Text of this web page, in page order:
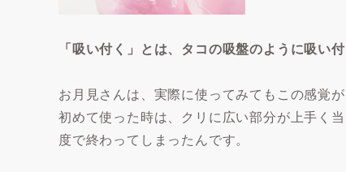
「吸い付く」とは、タコの吸盤のように吸い
お月見さんは、実際に使ってみてもこの感覚
初めて使った時は、クリに広い部分が上手く
度で終わってしまったんです。